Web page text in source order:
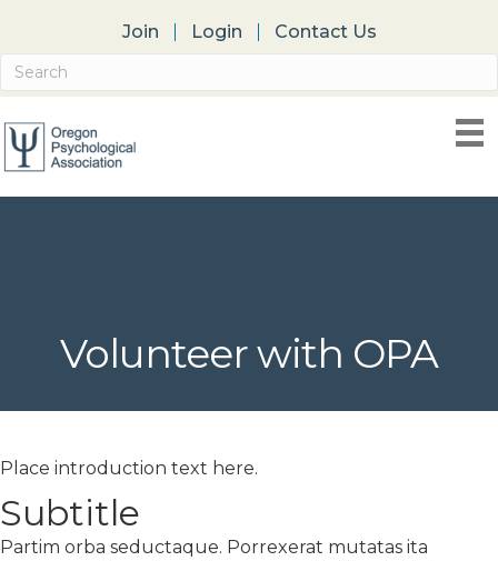
Join Login Contact Us
Volunteer with OPA
Place introduction text here.
Subtitle
Partim orba seductaque. Porrexerat mutatas ita